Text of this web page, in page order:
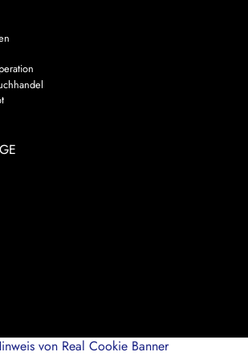
von Real Cookie Banner